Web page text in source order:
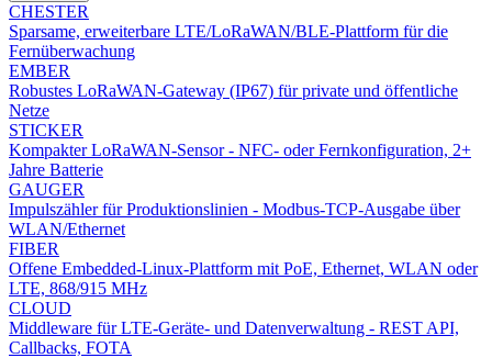
CHESTER
Sparsame, erweiterbare LTE/LoRaWAN/BLE-Plattform für die
Fernüberwachung
EMBER
Robustes LoRaWAN-Gateway (IP67) für private und öffentliche
Netze
STICKER
Kompakter LoRaWAN-Sensor - NFC- oder Fernkonfiguration, 2+
Jahre Batterie
GAUGER
Impulszähler für Produktionslinien - Modbus-TCP-Ausgabe über
WLAN/Ethernet
FIBER
Offene Embedded-Linux-Plattform mit PoE, Ethernet, WLAN oder
LTE, 868/915 MHz
CLOUD
Middleware für LTE-Geräte- und Datenverwaltung - REST API,
Callbacks, FOTA